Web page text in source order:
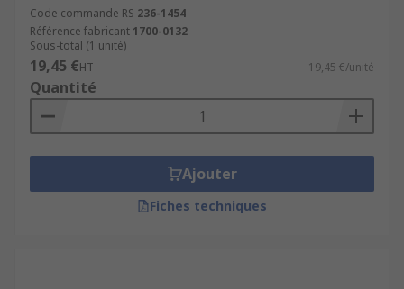
Code commande RS 236-1454
Référence fabricant 1700-0132
Sous-total (1 unité)
19,45 €HT 19,45 €/unité
Quantité
Ajouter
Fiches techniques